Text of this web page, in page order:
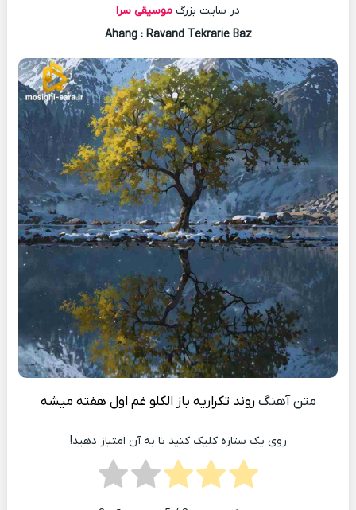
در سایت بزرگ موسیقی سرا
Ahang : Ravand Tekrarie Baz
متن آهنگ روند تکراریه باز الکلو غم اول هفته میشه
روی یک ستاره کلیک کنید تا به آن امتیاز دهید!